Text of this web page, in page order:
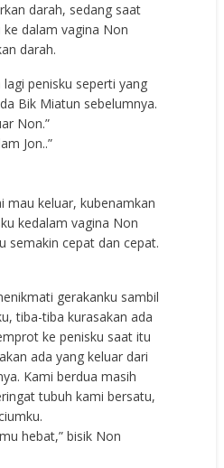
darah, sedang saat
dalam vagina Non
darah.
penisku seperti yang
Bik Miatun sebelumnya.
Non.”
Jon..”
mau keluar, kubenamkan
kedalam vagina Non
semakin cepat dan cepat.
gerakanku sambil
tiba-tiba kurasakan ada
ke penisku saat itu
ada yang keluar dari
Kami berdua masih
tubuh kami bersatu,
hebat,” bisik Non